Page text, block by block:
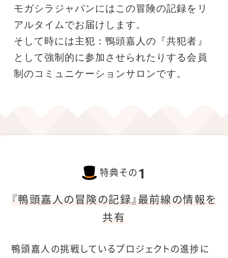
モガシラジャパンにはこの冒険の記録をリ
アルタイムでお届けします。
そして時には主犯：鴨頭嘉人の『共犯者』
として強制的に参加させられたりする会員
制のコミュニケーションサロンです。
特典その 1
『鴨頭嘉人の冒険の記録』最前線の情報を
共有
鴨頭嘉人の挑戦しているプロジェクトの進捗に